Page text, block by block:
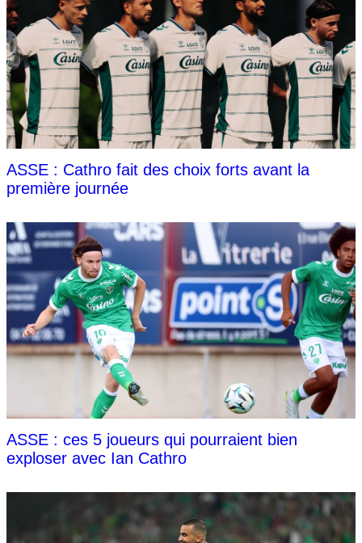
ASSE : Cathro fait des choix forts avant la
première journée
ASSE : ces 5 joueurs qui pourraient bien
exploser avec Ian Cathro